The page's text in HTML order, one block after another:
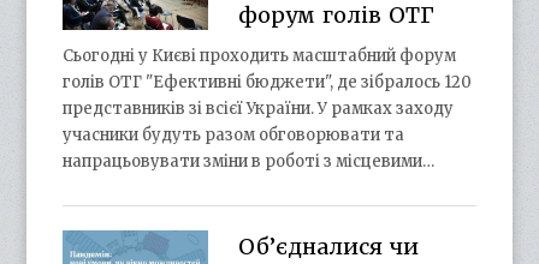
форум голів ОТГ
Сьогодні у Києві проходить масштабний форум
голів ОТГ "Ефективні бюджети", де зібралось 120
представників зі всієї України. У рамках заходу
учасники будуть разом обговорювати та
напрацьовувати зміни в роботі з місцевими…
Об’єдналися чи